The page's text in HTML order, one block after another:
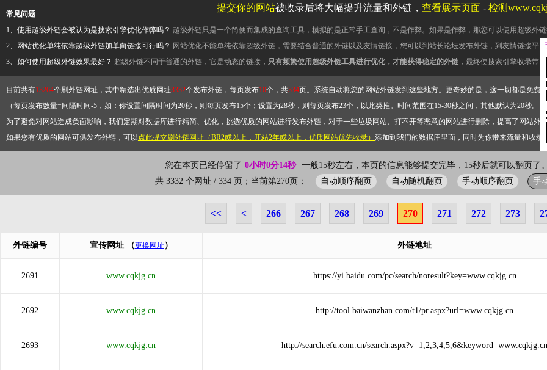
常见问题
1、使用超级外链会被认为是搜索引擎优化作弊吗？ 超级外链只是一个简便而集成的查询工具，模拟的是正常手工查询，不是作弊。如果是作弊，那您可以使用超级外
2、网站优化单纯依靠超级外链加单向链接可行吗？ 网站优化不能单纯依靠超级外链，需要结合普通的外链以及友情链接，您可以到站长论坛发布外链，到友情链接平
3、如何使用超级外链效果最好？ 超级外链不同于普通的外链，它是动态的链接， 只有频繁使用超级外链工具进行优化，才能获得稳定的外链 ，最终使搜索引擎收录带
目前共有13264个刷外链网址，其中精选出优质网址3332个发布外链，每页发布10个，共334页。系统自动将您的网站外链发到这些地方。更奇妙的是，这一切都是免费
（每页发布数量=间隔时间-5，如：你设置间隔时间为20秒，则每页发布15个；设置为28秒，则每页发布23个，以此类推。时间范围在15-30秒之间，其他默认为20秒。）
为了避免对网站造成负面影响，我们定期对数据库进行精简、优化，挑选优质的网站进行发布外链，对于一些垃圾网站、打不开等恶意的网站进行删除，提高了网站外
如果您有优质的网站可供发布外链，可以点此提交刷外链网址（BR2或以上，开站2年或以上，优质网站优先收录） 添加到我们的数据库里面，同时为你带来流量和收录
您在本页已经停留了 0小时0分15秒 一般15秒左右，本页的信息能够提交完毕，15秒后就可以翻页了
共 3332 个网址 / 334 页；当前第270页；
自动顺序翻页 自动随机翻页 手动顺序翻页 手
<< < 266 267 268 269 270 271 272 273
外链编号 宣传网址 （更换网址 ） 外链地址
2691 www.cqkjg.cn https://yi.baidu.com/pc/search/noresult?key=www.cqkjg.cn
2692 www.cqkjg.cn http://tool.baiwanzhan.com/t1/pr.aspx?url=www.cqkjg.cn
2693 www.cqkjg.cn http://search.efu.com.cn/search.aspx?v=1,2,3,4,5,6&keyword=www.cqkjg.cn
提交你的网站被收录后将大幅提升流量和外链， 查看展示页面 - 检测